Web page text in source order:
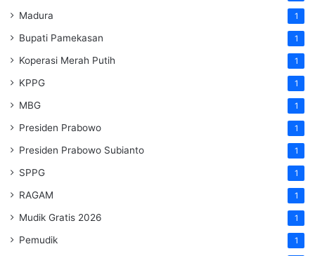
Madura 1
Bupati Pamekasan 1
Koperasi Merah Putih 1
KPPG 1
MBG 1
Presiden Prabowo 1
Presiden Prabowo Subianto 1
SPPG 1
RAGAM 1
Mudik Gratis 2026 1
Pemudik 1